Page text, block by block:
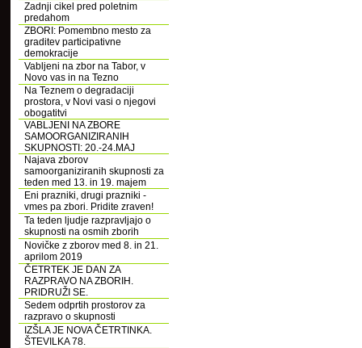
Zadnji cikel pred poletnim
predahom
ZBORI: Pomembno mesto za
graditev participativne
demokracije
Vabljeni na zbor na Tabor, v
Novo vas in na Tezno
Na Teznem o degradaciji
prostora, v Novi vasi o njegovi
obogatitvi
VABLJENI NA ZBORE
SAMOORGANIZIRANIH
SKUPNOSTI: 20.-24.MAJ
Najava zborov
samoorganiziranih skupnosti za
teden med 13. in 19. majem
Eni prazniki, drugi prazniki -
vmes pa zbori. Pridite zraven!
Ta teden ljudje razpravljajo o
skupnosti na osmih zborih
Novičke z zborov med 8. in 21.
aprilom 2019
ČETRTEK JE DAN ZA
RAZPRAVO NA ZBORIH.
PRIDRUŽI SE.
Sedem odprtih prostorov za
razpravo o skupnosti
IZŠLA JE NOVA ČETRTINKA.
ŠTEVILKA 78.